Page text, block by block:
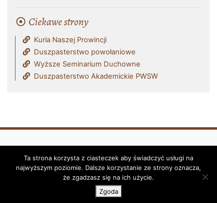
Ciekawe strony
Kuria Naszej Prowincji
Duszpasterstwo powołaniowe
Wyższe Seminarium Duchowne
Duszpasterstwo Akademickie PWSW
Klasztor i Parafia Franciszkanów - OFM
(Reformatów) w Przemyślu © 2026
Ta strona korzysta z ciasteczek aby świadczyć usługi na
najwyższym poziomie. Dalsze korzystanie ze strony oznacza,
że zgadzasz się na ich użycie.
Zgoda